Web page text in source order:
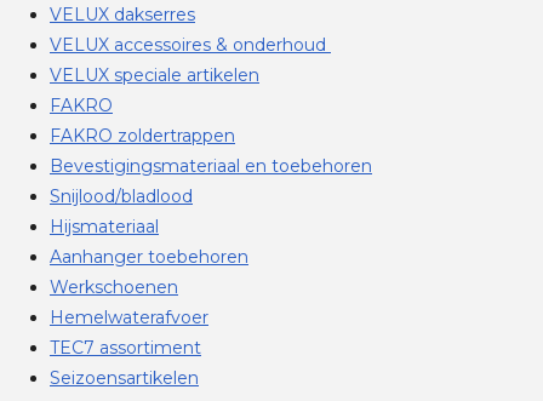
VELUX dakserres
VELUX accessoires & onderhoud
VELUX speciale artikelen
FAKRO
FAKRO zoldertrappen
Bevestigingsmateriaal en toebehoren
Snijlood/bladlood
Hijsmateriaal
Aanhanger toebehoren
Werkschoenen
Hemelwaterafvoer
TEC7 assortiment
Seizoensartikelen